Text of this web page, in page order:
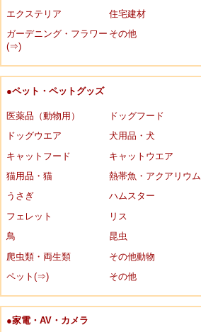
エクステリア
住宅建材
ガーデニング・フラワー
(⇒)
その他
●ペット・ペットグッズ
医薬品（動物用）
ドッグフード
ドッグウエア
犬用品・犬
キャットフード
キャットウエア
猫用品・猫
熱帯魚・アクアリウム
うさぎ
ハムスター
フェレット
リス
鳥
昆虫
爬虫類・両生類
その他動物
ペット(⇒)
その他
●家電・AV・カメラ